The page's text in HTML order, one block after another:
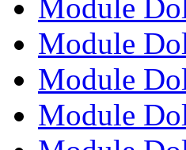
Module
Module
Module
Module